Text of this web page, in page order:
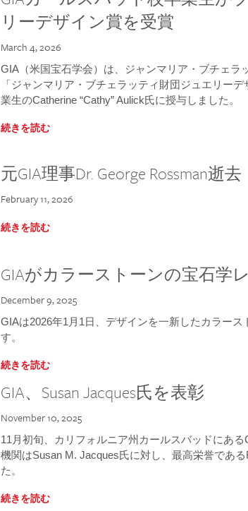
リーデザイン賞を受賞
March 4, 2026
GIA（米国宝石学会）は、ジャンマリア・ブチェラ
「ジャンマリア・ブチェラッティ財団ジュエリー
業生のCatherine “Cathy” Aulick氏に授与しました。
続きを読む
元GIA理事Dr. George Rossman逝去
February 11, 2026
続きを読む
GIAがカラーストーンの宝石学
December 9, 2025
GIAは2026年1月1日、デザインを一新したカラー
す。
続きを読む
GIA、Susan Jacques氏を表彰
November 10, 2025
11月初旬、カリフォルニア州カールスバッドにあ
機関はSusan M. Jacques氏に対し、最高栄誉であ
た。
続きを読む